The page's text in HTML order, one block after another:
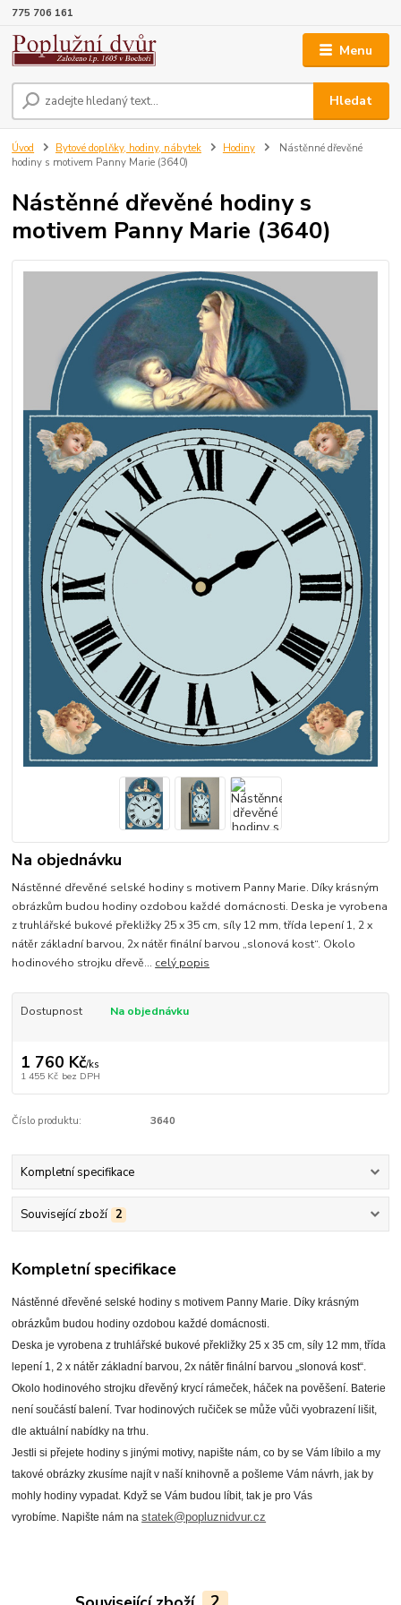
Menu
Hledat
775 706 161
Úvod Bytové doplňky, hodiny, nábytek Hodiny
Nástěnné dřevěné
hodiny s motivem Panny Marie (3640)
Nástěnné dřevěné hodiny s
motivem Panny Marie (3640)
Na objednávku
Nástěnné dřevěné selské hodiny s motivem Panny Marie. Díky krásným
obrázkům budou hodiny ozdobou každé domácnosti. Deska je vyrobena
z truhlářské bukové překližky 25 x 35 cm, síly 12 mm, třída lepení 1, 2 x
nátěr základní barvou, 2x nátěr finální barvou „slonová kost“. Okolo
hodinového strojku dřevě... celý popis
Dostupnost Na objednávku
1 760 Kč/ks
1 455 Kč bez DPH
Číslo produktu: 3640
Kompletní specifikace
Související zboží 2
Kompletní specifikace
Nástěnné dřevěné selské hodiny s motivem Panny Marie. Díky krásným
obrázkům budou hodiny ozdobou každé domácnosti.
Deska je vyrobena z truhlářské bukové překližky 25 x 35 cm, síly 12 mm, třída
lepení 1, 2 x nátěr základní barvou, 2x nátěr finální barvou „slonová kost“.
Okolo hodinového strojku dřevěný krycí rámeček, háček na pověšení. Baterie
není součástí balení. Tvar hodinových ručiček se může vůči vyobrazení lišit,
dle aktuální nabídky na trhu.
Jestli si přejete hodiny s jinými motivy, napište nám, co by se Vám líbilo a my
takové obrázky zkusíme najít v naší knihovně a pošleme Vám návrh, jak by
mohly hodiny vypadat. Když se Vám budou líbit, tak je pro Vás
vyrobíme. Napište nám nastatek@popluznidvur.cz